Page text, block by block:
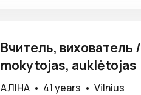
Вчитель, вихователь /
mokytojas, auklėtojas
АЛІНА • 41 years • Vilnius